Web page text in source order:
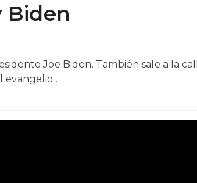
Biden
Joe Biden. También sale a la
evangelio…